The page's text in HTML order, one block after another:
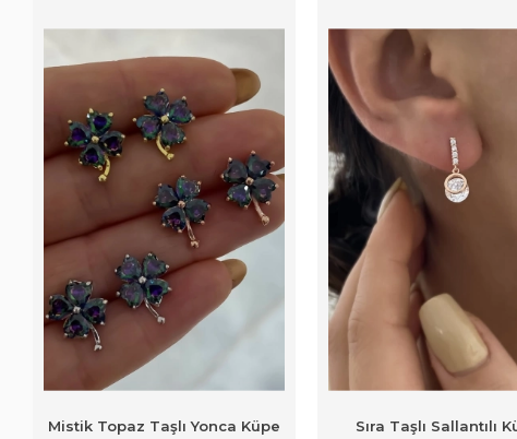
Mistik Topaz Taşlı Yonca Küpe
Sıra Taşlı Sallantılı